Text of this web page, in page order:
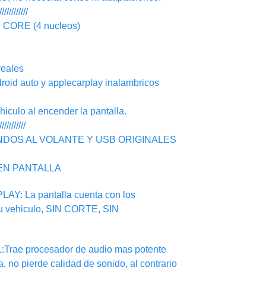
CORE (4 nucleos)
auto y applecarplay inalambricos
al encender la pantalla.
AL VOLANTE Y USB ORIGINALES
PANTALLA
La pantalla cuenta con los
vehiculo, SIN CORTE, SIN
procesador de audio mas potente
no pierde calidad de sonido, al contrario